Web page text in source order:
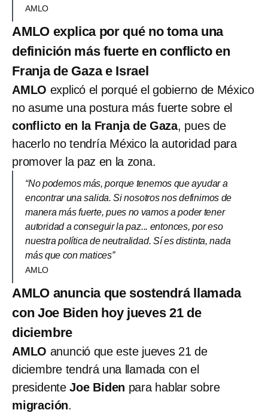
AMLO
AMLO explica por qué no toma una
definición más fuerte en conflicto en
Franja de Gaza e Israel
AMLO explicó el porqué el gobierno de México
no asume una postura más fuerte sobre el
conflicto en la Franja de Gaza, pues de
hacerlo no tendría México la autoridad para
promover la paz en la zona.
“No podemos más, porque tenemos que ayudar a
encontrar una salida. Si nosotros nos definimos de
manera más fuerte, pues no vamos a poder tener
autoridad a conseguir la paz... entonces, por eso
nuestra política de neutralidad. Sí es distinta, nada
más que con matices”
AMLO
AMLO anuncia que sostendrá llamada
con Joe Biden hoy jueves 21 de
diciembre
AMLO anunció que este jueves 21 de
diciembre tendrá una llamada con el
presidenteJoe Biden para hablar sobre
migración.